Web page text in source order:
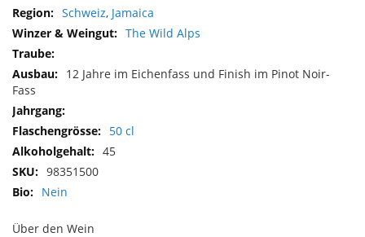
Informationen
Schweiz, Jamaica
The Wild Alps
12 Jahre im Eichenfass und Finish im Pinot Noir-
Fass
50 cl
45
98351500
Nein
Über den Wein